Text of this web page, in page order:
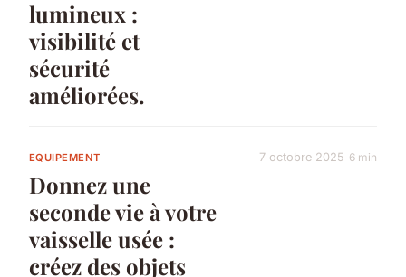
lumineux :
visibilité et
sécurité
améliorées.
EQUIPEMENT
Donnez une
seconde vie à votre
vaisselle usée :
créez des objets
7 octobre 2025 6 min